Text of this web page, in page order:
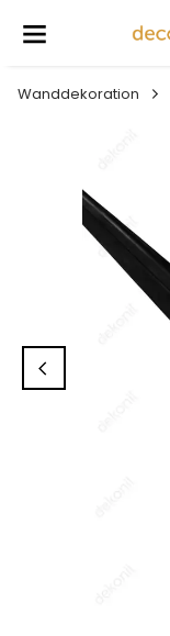
Wanddekoration